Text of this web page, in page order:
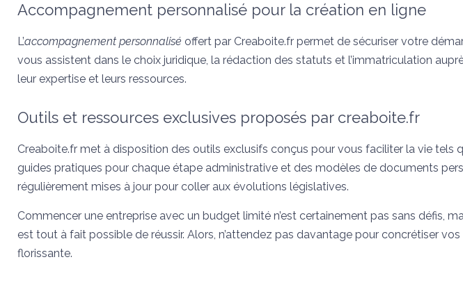
Accompagnement personnalisé pour la création en ligne
L’accompagnement personnalisé offert par Creaboite.fr permet de sécuriser votre
vous assistent dans le choix juridique, la rédaction des statuts et l’immatriculation
leur expertise et leurs ressources.
Outils et ressources exclusives proposés par creaboite.fr
Creaboite.fr met à disposition des outils exclusifs conçus pour vous faciliter la vie tels
guides pratiques pour chaque étape administrative et des modèles de documents
régulièrement mises à jour pour coller aux évolutions législatives.
Commencer une entreprise avec un budget limité n’est certainement pas sans défis,
est tout à fait possible de réussir. Alors, n’attendez pas davantage pour concrétiser
florissante.